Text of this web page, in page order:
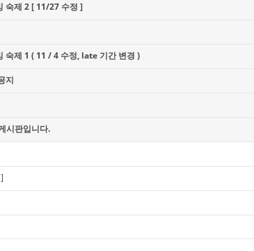
숙제 2 [ 11/27 수정 ]
숙제 1 ( 11 / 4 수정, late 기간 변경 )
지
시판입니다.